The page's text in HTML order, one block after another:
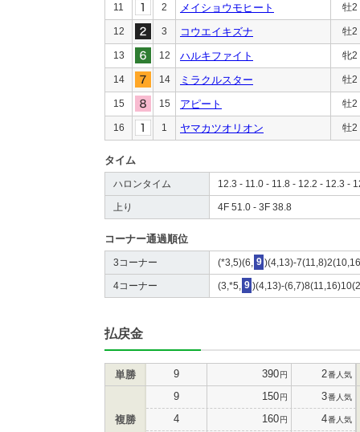
11 2 メイショウモヒート 牡2
12 3 コウエイキズナ 牡2
13 12 ハルキファイト 牝2
14 14 ミラクルスター 牡2
15 15 アピート 牡2
16 1 ヤマカツオリオン 牡2
タイム
ハロンタイム 12.3 - 11.0 - 11.8 - 12.2 - 12.3 -
上り 4F 51.0 - 3F 38.8
コーナー通過順位
3コーナー (*3,5)(6, 9 )(4,13)-
4コーナー (3,*5, 9 )(4,13)-
払戻金
単勝 9 390円 2番人気
複勝
9 150円 3番人気
4 160円 4番人気